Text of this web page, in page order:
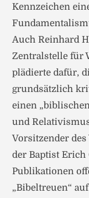
Kennzeichen
Auch Reinhard
Zentralstelle für
plädierte dafür,
grundsätzlich
einen
und
Vorsitzender
der Baptist Erich
Publikationen
„Bibeltreuen“